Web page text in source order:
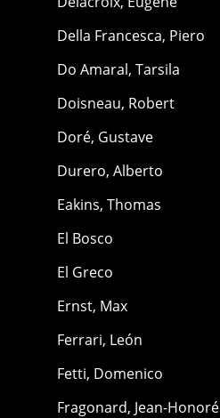
Della Francesca, Piero
Do Amaral, Tarsila
Doisneau, Robert
Doré, Gustave
Durero, Alberto
Eakins, Thomas
El Bosco
El Greco
Ernst, Max
Ferrari, León
Fetti, Domenico
Fragonard, Jean-Honoré